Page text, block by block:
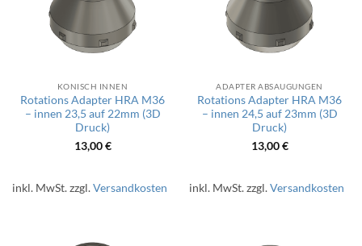
KONISCH INNEN
Rotations Adapter HRA M36
– innen 23,5 auf 22mm (3D
Druck)
13,00€
inkl. MwSt.zzgl.Versandkosten
ADAPTER ABSAUGUNGEN
Rotations Adapter HRA M36
– innen 24,5 auf 23mm (3D
Druck)
13,00€
inkl. MwSt.zzgl.Versandkosten